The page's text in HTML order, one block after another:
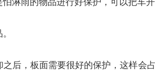
后，板面需要很好的保护，这样